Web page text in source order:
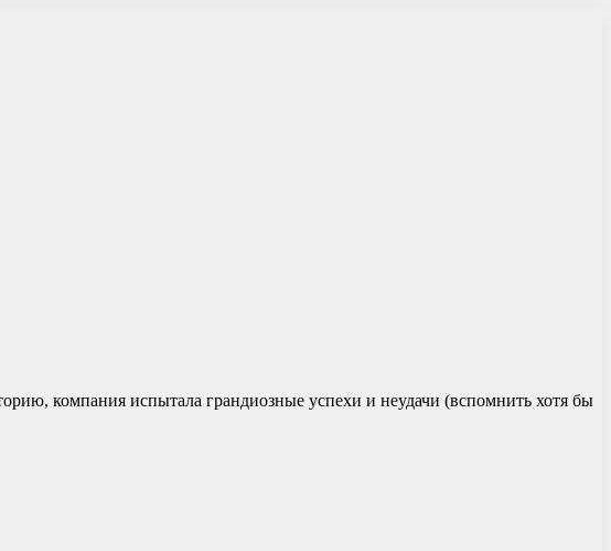
компания испытала грандиозные успехи и неудачи (вспомнить хотя бы